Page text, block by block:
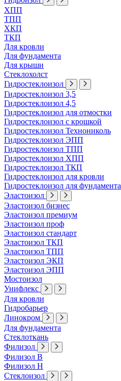
ХПП
ТПП
ХКП
ТКП
Для кровли
Для фундамента
Для крыши
Стеклохолст
Гидростеклоизол
Гидростеклоизол 3,5
Гидростеклоизол 4,5
Гидростеклоизол для отмостки
Гидростеклоизол с крошкой
Гидростеклоизол Технониколь
Гидростеклоизол ЭПП
Гидростеклоизол ТПП
Гидростеклоизол ХПП
Гидростеклоизол ТКП
Гидростеклоизол для кровли
Гидростеклоизол для фундамента
Эластоизол
Эластоизол бизнес
Эластоизол премиум
Эластоизол проф
Эластоизол стандарт
Эластоизол ТКП
Эластоизол ТПП
Эластоизол ЭКП
Эластоизол ЭПП
Мостоизол
Унифлекс
Для кровли
Гидробарьер
Линокром
Для фундамента
Стеклоткань
Филизол
Филизол В
Филизол Н
Стеклоизол